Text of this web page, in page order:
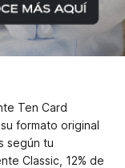
Ten Card
formato original
según tu
Classic, 12% de